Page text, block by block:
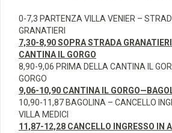
0-7,3 PARTENZA VILLA VENIER –
GRANATIERI
7,30-8,90 SOPRA STRADA
CANTINA IL GORGO
8,90-9,06 PRIMA DELLA CANTINA IL
GORGO
9,06-10,90 CANTINA IL
10,90-11,87 BAGOLINA – CANCELLO
VILLA MEDICI
11,87-12,28 CANCELLO INGRESSO IN